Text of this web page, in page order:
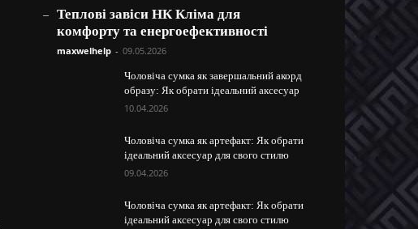
Теплові завіси НК Кліма для
комфорту та енергоефективності
maxwelhelp - 09.05.2026
Чоловіча сумка як завершальний акорд
образу: Як обрати ідеальний аксесуар
10.04.2026
Чоловіча сумка як артефакт: Як обрати
ідеальний аксесуар для свого стилю
09.04.2026
Чоловіча сумка як артефакт: Як обрати
ідеальний аксесуар для свого стилю